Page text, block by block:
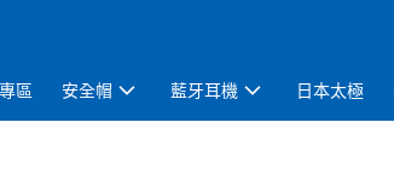
區 安全帽 藍牙耳機 日本太極